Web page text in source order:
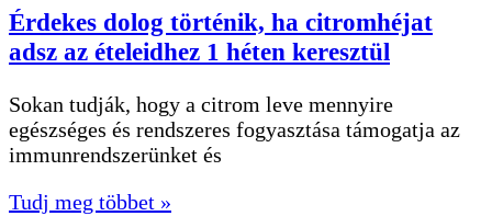
Érdekes dolog történik, ha citromhéjat
adsz az ételeidhez 1 héten keresztül
Sokan tudják, hogy a citrom leve mennyire
egészséges és rendszeres fogyasztása támogatja az
immunrendszerünket és
Tudj meg többet »